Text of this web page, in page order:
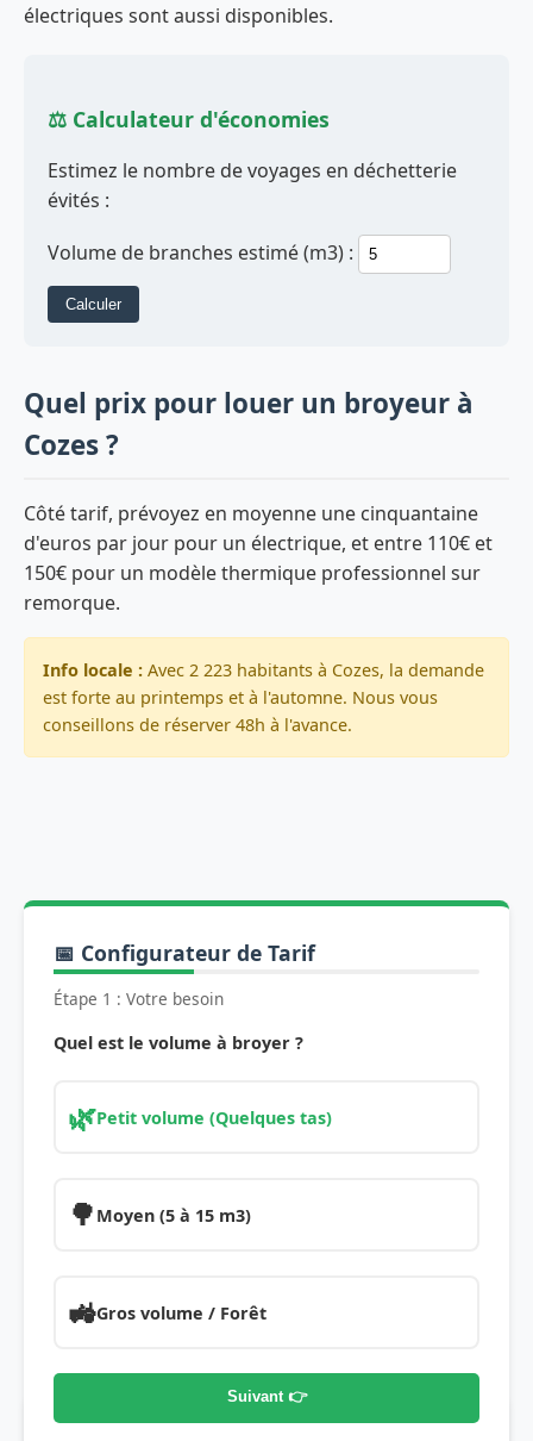
électriques sont aussi disponibles.
⚖️ Calculateur d'économies
Estimez le nombre de voyages en déchetterie
évités :
Volume de branches estimé (m3) :
Calculer
Quel prix pour louer un broyeur à
Cozes ?
Côté tarif, prévoyez en moyenne une cinquantaine
d'euros par jour pour un électrique, et entre 110€ et
150€ pour un modèle thermique professionnel sur
remorque.
Info locale : Avec 2 223 habitants à Cozes, la demande
est forte au printemps et à l'automne. Nous vous
conseillons de réserver 48h à l'avance.
📅 Configurateur de Tarif
Étape 1 : Votre besoin
Quel est le volume à broyer ?
🌿Petit volume (Quelques tas)
🌳 Moyen (5 à 15 m3)
🚜Gros volume / Forêt
Suivant 👉